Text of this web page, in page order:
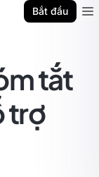
Bắt đầu
tắt
trợ